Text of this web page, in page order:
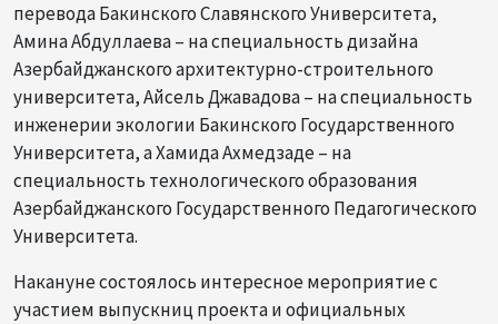
перевода Бакинского Славянского Университета,
Амина Абдуллаева – на специальность дизайна
Азербайджанского архитектурно-строительного
университета, Айсель Джавадова – на специальность
инженерии экологии Бакинского Государственного
Университета, а Хамида Ахмедзаде – на
специальность технологического образования
Азербайджанского Государственного Педагогического
Университета.
Накануне состоялось интересное мероприятие с
участием выпускниц проекта и официальных